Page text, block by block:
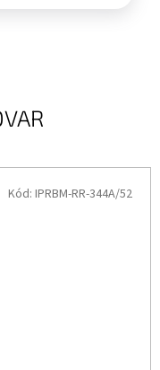
Kód: IPRBM-RR-344A/52